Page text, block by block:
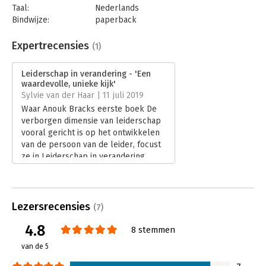
Consultancy, Bestuur VNO-NCW VrouwenNetwerk
'Leiderschap in een veranderende wereld die tegen grenzen
laat Anouk Brack op indringende en uitnodigende wijze zien
hoe vanuit verbinding, compassie en dynamiek, een nieuwe
vorm van leiderschap ontstaat die onszelf, onze organisatie en,
uiteindelijk, onze samenleving in staat stelt om tevreden en
duurzaam te kunnen leven.' - Arjen Wals, Hoogleraar
Transformatief Leren voor Sociaal-Ecologische Duurzaamheid,
Wageningen Universiteit
Taal:
Nederlands
Bindwijze:
paperback
Uitgever:
Uitgeverij Thema
Verschijningsdatum:
21-5-2019
Hoofdrubriek: Leiderschap,
Expertrecensies (1)
Leiderschap in verandering - 'Een
waardevolle, unieke kijk'
Sylvie van der Haar | 11 juli 2019
Waar Anouk Bracks eerste boek De
verborgen dimensie van leiderschap
vooral gericht is op het ontwikkelen
van de persoon van de leider, focust
ze in Leiderschap in verandering
Lezersrecensies (7)
4.8
van de 5
8 stemmen